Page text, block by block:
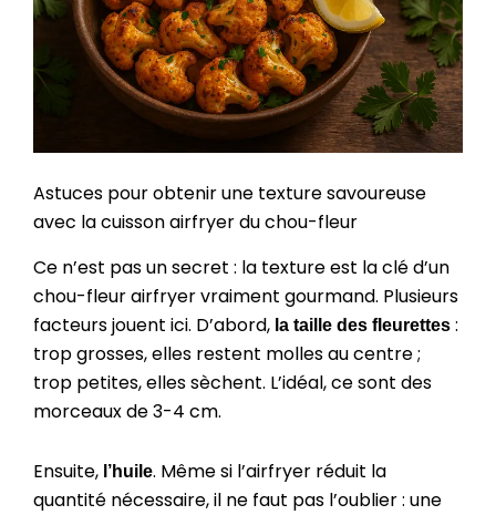
Astuces pour obtenir une texture savoureuse
avec la cuisson airfryer du chou-fleur
Ce n’est pas un secret : la texture est la clé d’un
chou-fleur airfryer vraiment gourmand. Plusieurs
facteurs jouent ici. D’abord, la taille des fleurettes :
trop grosses, elles restent molles au centre ;
trop petites, elles sèchent. L’idéal, ce sont des
morceaux de 3-4 cm.
Ensuite, l’huile. Même si l’airfryer réduit la
quantité nécessaire, il ne faut pas l’oublier : une